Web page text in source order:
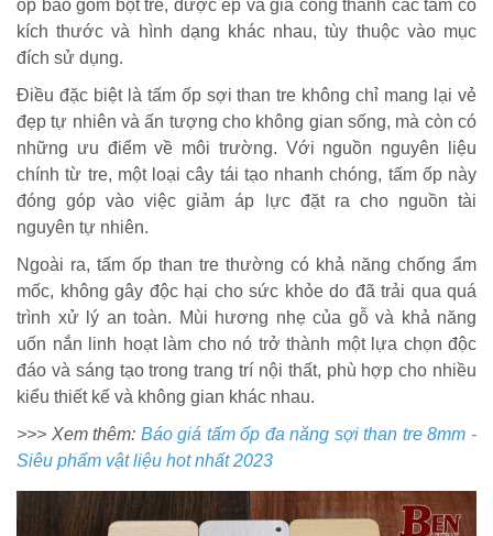
ốp bao gồm bột tre, được ép và gia công thành các tấm có
kích thước và hình dạng khác nhau, tùy thuộc vào mục
đích sử dụng.
Điều đặc biệt là tấm ốp sợi than tre không chỉ mang lại vẻ
đẹp tự nhiên và ấn tượng cho không gian sống, mà còn có
những ưu điểm về môi trường. Với nguồn nguyên liệu
chính từ tre, một loại cây tái tạo nhanh chóng, tấm ốp này
đóng góp vào việc giảm áp lực đặt ra cho nguồn tài
nguyên tự nhiên.
Ngoài ra, tấm ốp than tre thường có khả năng chống ẩm
mốc, không gây độc hại cho sức khỏe do đã trải qua quá
trình xử lý an toàn. Mùi hương nhẹ của gỗ và khả năng
uốn nắn linh hoạt làm cho nó trở thành một lựa chọn độc
đáo và sáng tạo trong trang trí nội thất, phù hợp cho nhiều
kiểu thiết kế và không gian khác nhau.
>>> Xem thêm: Báo giá tấm ốp đa năng sợi than tre 8mm -
Siêu phẩm vật liệu hot nhất 2023